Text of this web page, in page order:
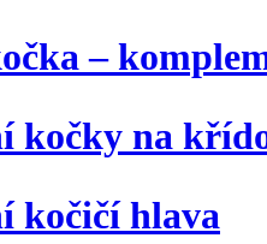
–
kočky na
kočičí hlava